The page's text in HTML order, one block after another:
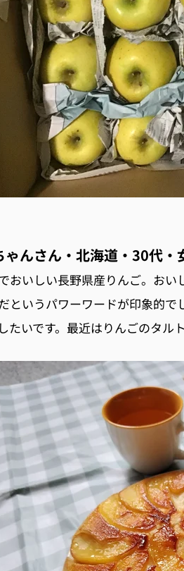
ゃんさん・北海道・30代・
おいしい長野県産りんご。お
というパワーワードが印象的
たいです。最近はりんごのタル